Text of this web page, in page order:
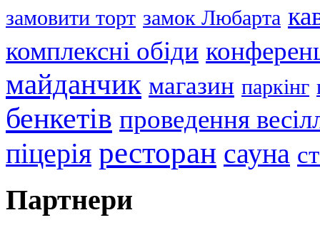
замовити торт замок Любарта
комплексні обіди
майданчик магазин паркінг
бенкетів проведення
піцерія ресторан сауна
Партнери